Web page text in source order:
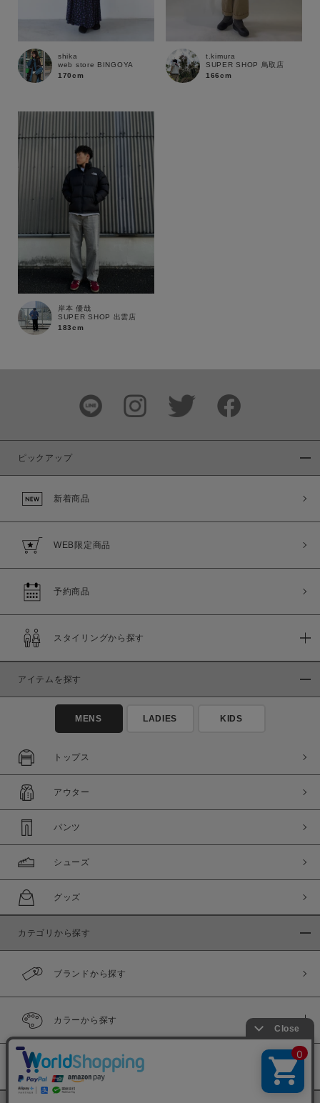
shika
web store BINGOYA
170cm
t.kimura
SUPER SHOP 鳥取店
166cm
岸本 優哉
SUPER SHOP 出雲店
183cm
ピックアップ
新着商品
WEB限定商品
予約商品
スタイリングから探す
アイテムを探す
MENS LADIES KIDS
トップス
アウター
パンツ
シューズ
グッズ
カテゴリから探す
ブランドから探す
カラーから探す
履き比べ可能商品